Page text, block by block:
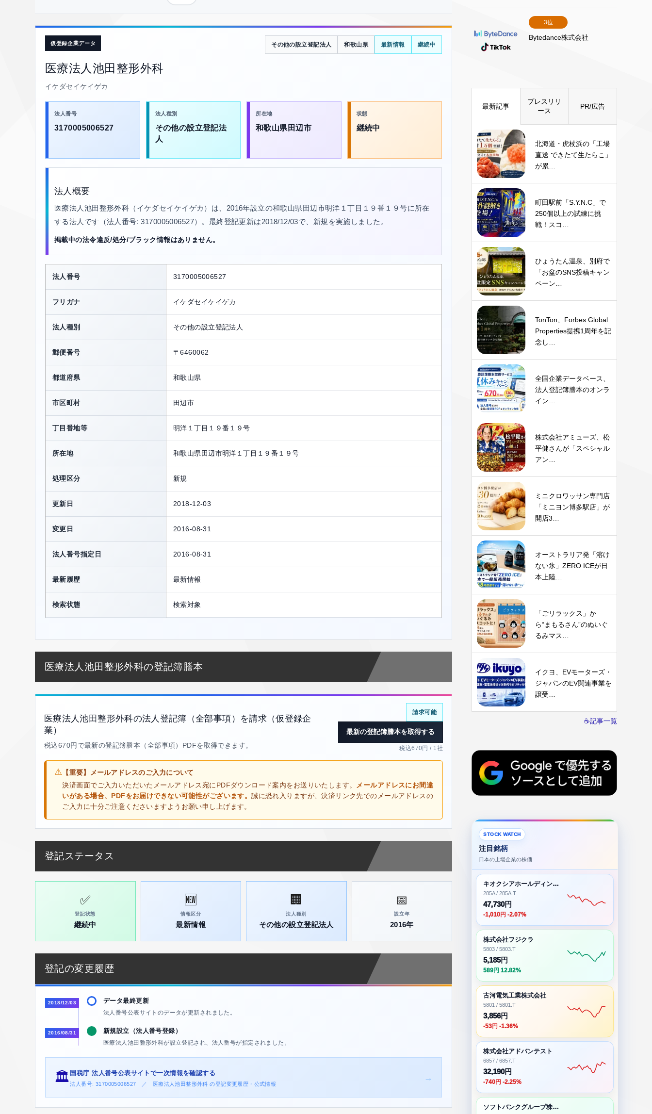
仮登録企業データ
医療法人池田整形外科
イケダセイケイゲカ
その他の設立登記法人 和歌山県 最新情報 継続中
法人番号
3170005006527
法人種別
その他の設立登記法
人
所在地
和歌山県田辺市
状態
継続中
法人概要
医療法人池田整形外科（イケダセイケイゲカ）は、2016年設立の和歌山県田辺市明洋１丁目１９番１９号に所在
する法人です（法人番号: 3170005006527）。最終登記更新は2018/12/03で、新規を実施しました。
掲載中の法令違反/処分/ブラック情報はありません。
法人番号 3170005006527
フリガナ イケダセイケイゲカ
法人種別 その他の設立登記法人
郵便番号 〒6460062
都道府県 和歌山県
市区町村 田辺市
丁目番地等 明洋１丁目１９番１９号
所在地 和歌山県田辺市明洋１丁目１９番１９号
処理区分 新規
更新日 2018-12-03
変更日 2016-08-31
法人番号指定日 2016-08-31
最新履歴 最新情報
検索状態 検索対象
医療法人池田整形外科の登記簿謄本
医療法人池田整形外科の法人登記簿（全部事項）を請求（仮登録企
業）
税込670円で最新の登記簿謄本（全部事項）PDFを取得できます。
請求可能
最新の登記簿謄本を取得する
税込670円 / 1社
⚠ 【重要】メールアドレスのご入力について
決済画面でご入力いただいたメールアドレス宛にPDFダウンロード案内をお送りいたします。 メールアドレスにお間違
いがある場合、PDFをお届けできない可能性がございます。誠に恐れ入りますが、決済リンク先でのメールアドレスの
ご入力に十分ご注意くださいますようお願い申し上げます。
登記ステータス
✅
登記状態
継続中
🆕
情報区分
最新情報
🏢
法人種別
その他の設立登記法人
📅
設立年
2016年
登記の変更履歴
2018/12/03 データ最終更新
法人番号公表サイトのデータが更新されました。
2016/08/31 新規設立（法人番号登録）
医療法人池田整形外科が設立登記され、法人番号が指定されました。
🏛️ 国税庁 法人番号公表サイトで一次情報を確認する
法人番号: 3170005006527 ／ 医療法人池田整形外科 の登記変更履歴・公式情報
→
3位
Bytedance株式会社
最新記事
プレスリリ
ース
PR/広告
北海道・虎杖浜の「工場
直送 できたて生たらこ」
が累…
町田駅前「S.Y.N.C」で
250個以上の試練に挑
戦！スコ…
ひょうたん温泉、別府で
「お盆のSNS投稿キャン
ペーン…
TonTon、Forbes Global
Properties提携1周年を記
念し…
全国企業データベース、
法人登記簿謄本のオンラ
イン…
株式会社アミューズ、松
平健さんが「スペシャル
アン…
ミニクロワッサン専門店
「ミニヨン博多駅店」が
開店3…
オーストラリア発「溶け
ない氷」ZERO ICEが日
本上陸…
「ごリラックス」か
ら“まもるさん”のぬいぐ
るみマス…
イクヨ、EVモーターズ・
ジャパンのEV関連事業を
譲受…
☕記事一覧
STOCK WATCH
注目銘柄
日本の上場企業の株価
キオクシアホールディングス株式会社
285A / 285A.T
47,730円
-1,010円 -2.07%
株式会社フジクラ
5803 / 5803.T
5,185円
589円 12.82%
古河電気工業株式会社
5801 / 5801.T
3,856円
-53円 -1.36%
株式会社アドバンテスト
6857 / 6857.T
32,190円
-740円 -2.25%
ソフトバンクグループ株式会社